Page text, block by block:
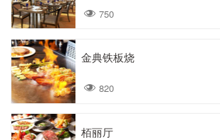
750
金典铁板烧
820
栢丽厅